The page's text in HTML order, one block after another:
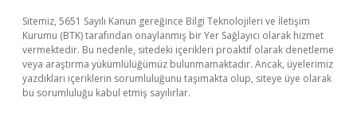
Sitemiz, 5651 Sayılı Kanun gereğince Bilgi Teknolojileri ve İletişim
Kurumu (BTK) tarafından onaylanmış bir Yer Sağlayıcı olarak hizmet
vermektedir. Bu nedenle, sitedeki içerikleri proaktif olarak denetleme
veya araştırma yükümlülüğümüz bulunmamaktadır. Ancak, üyelerimiz
yazdıkları içeriklerin sorumluluğunu taşımakta olup, siteye üye olarak
bu sorumluluğu kabul etmiş sayılırlar.